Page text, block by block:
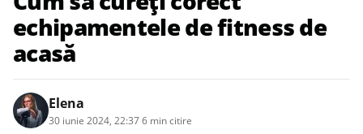
echipamentele de fitness de
acasă
Elena
30 iunie 2024, 22:376 min citire